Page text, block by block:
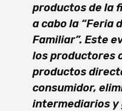
productos de la
a cabo la “Feria
Familiar”. Este
los productores
productos
consumidor,
intermediarios y